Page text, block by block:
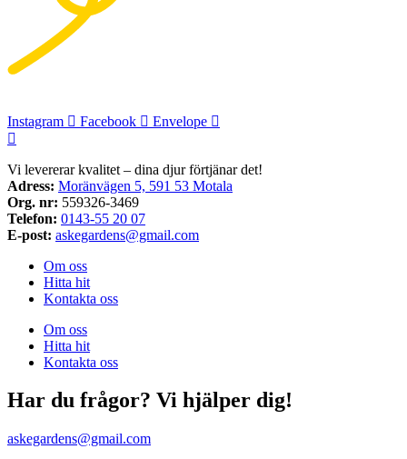
Instagram Facebook Envelope
Vi levererar kvalitet – dina djur förtjänar det!
Adress: Moränvägen 5, 591 53 Motala
Org. nr: 559326-3469
Telefon: 0143-55 20 07
E-post: askegardens@gmail.com
Om oss
Hitta hit
Kontakta oss
Om oss
Hitta hit
Kontakta oss
Har du frågor? Vi hjälper dig!
askegardens@gmail.com